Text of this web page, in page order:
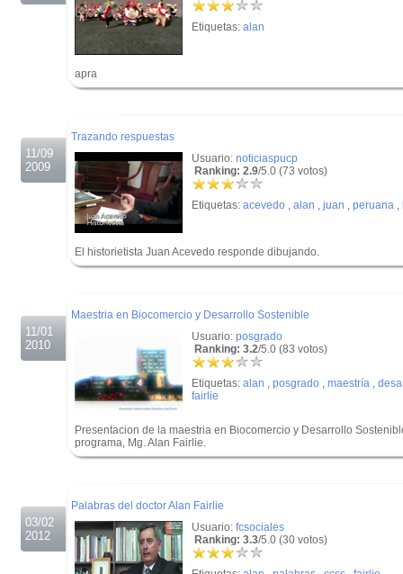
Etiquetas: alan
apra
11/09
2009
Trazando respuestas
Usuario: noticiaspucp
Ranking: 2.9/5.0 (73 votos)
Etiquetas: acevedo , alan , juan , peruana ,
El historietista Juan Acevedo responde dibujando.
11/01
2010
Maestria en Biocomercio y Desarrollo Sostenible
Usuario: posgrado
Ranking: 3.2/5.0 (83 votos)
Etiquetas: alan , posgrado , maestría ,
fairlie
Presentacion de la maestria en Biocomercio y Desarrollo
programa, Mg. Alan Fairlie.
03/02
2012
Palabras del doctor Alan Fairlie
Usuario: fcsociales
Ranking: 3.3/5.0 (30 votos)